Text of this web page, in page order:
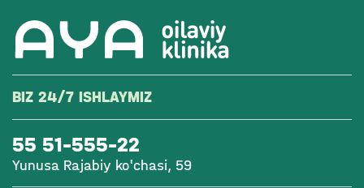
BIZ 24/7 ISHLAYMIZ
55 51-555-22
Yunusa Rajabiy ko'chasi, 59